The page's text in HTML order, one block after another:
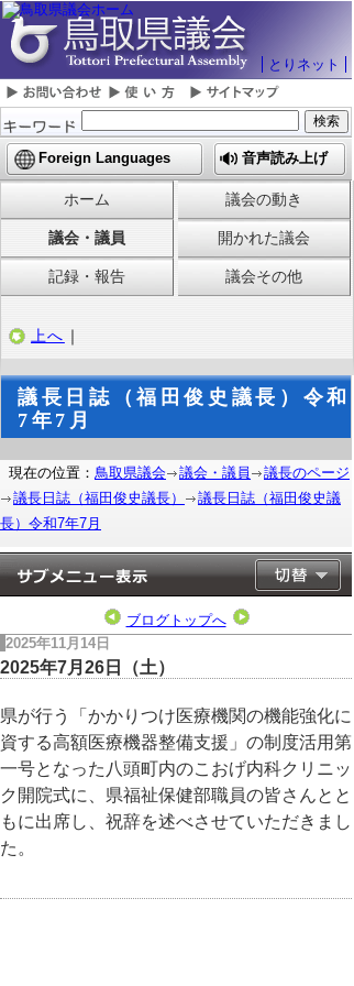
とりネット
Foreign Languages 音声読み上げ
ホーム 議会の動き
議会・議員 開かれた議会
記録・報告 議会その他
上へ ｜
議長日誌（福田俊史議長）令和
7年7月
現在の位置： 鳥取県議会 議会・議員
議長のページ
議長日誌（福田俊史議長）
議長日誌（福田俊史議
長）令和7年7月
ブログトップへ
2025年11月14日
2025年7月26日（土）
県が行う「かかりつけ医療機関の機能強化に
資する高額医療機器整備支援」の制度活用第
一号となった八頭町内のこおげ内科クリニッ
ク開院式に、県福祉保健部職員の皆さんとと
もに出席し、祝辞を述べさせていただきまし
た。